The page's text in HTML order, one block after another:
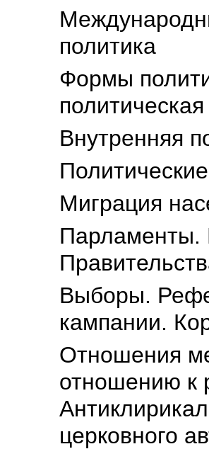
политика
Формы
Внутренняя
Миграция
Парламенты.
Выборы.
кампании.
Отношения
отношению к
церковного